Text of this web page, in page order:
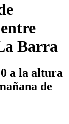
Barra
a la altura
de